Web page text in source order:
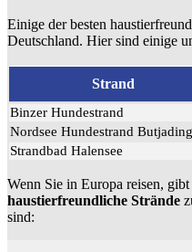
Einige der besten
Deutschland. Hier sind einige
Strand
Binzer Hundestrand
Nordsee Hundestrand
Strandbad Halensee
Wenn Sie in Europa reisen,
haustierfreundliche Strände
sind: